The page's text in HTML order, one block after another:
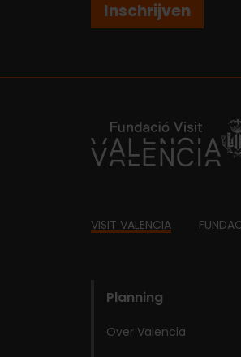
Inschrijven
https://
Footer
VISIT VALENCIA
Planning
Over Valencia